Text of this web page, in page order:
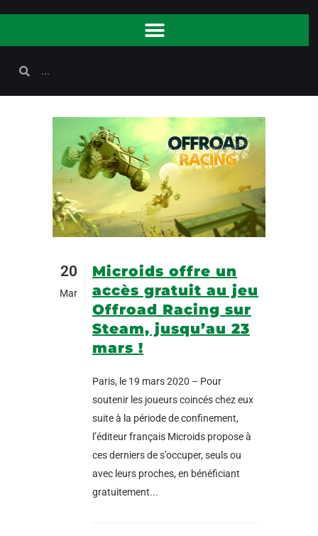
20
Mar
Microids offre un
accès gratuit au jeu
Offroad Racing sur
Steam, jusqu’au 23
mars !
Paris, le 19 mars 2020 – Pour
soutenir les joueurs coincés chez eux
suite à la période de confinement,
l’éditeur français Microids propose à
ces derniers de s’occuper, seuls ou
avec leurs proches, en bénéficiant
gratuitement...